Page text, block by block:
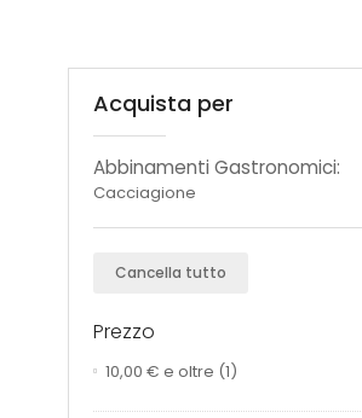
Acquista per
Abbinamenti Gastronomici:
Cacciagione
Cancella tutto
Prezzo
10,00 € e oltre (1)